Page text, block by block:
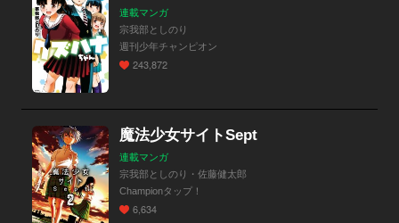
連載マンガ
宗我部としのり
週刊少年チャンピオン
243,872
魔法少女サイトSept
連載マンガ
宗我部としのり・佐藤健太郎
Championタップ！
6,634